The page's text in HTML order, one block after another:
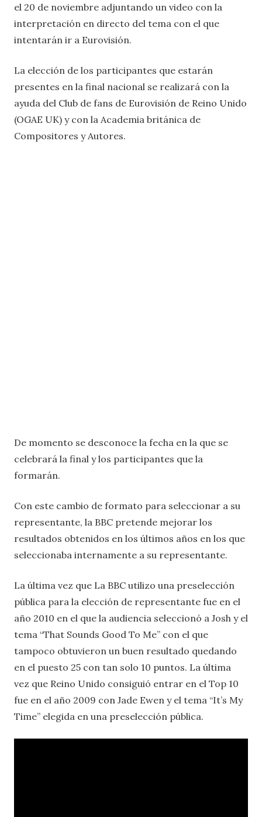
el 20 de noviembre adjuntando un video con la
interpretación en directo del tema con el que
intentarán ir a Eurovisión.
La elección de los participantes que estarán
presentes en la final nacional se realizará con la
ayuda del Club de fans de Eurovisión de Reino Unido
(OGAE UK) y con la Academia británica de
Compositores y Autores.
De momento se desconoce la fecha en la que se
celebrará la final y los participantes que la
formarán.
Con este cambio de formato para seleccionar a su
representante, la BBC pretende mejorar los
resultados obtenidos en los últimos años en los que
seleccionaba internamente a su representante.
La última vez que La BBC utilizo una preselección
pública para la elección de representante fue en el
año 2010 en el que la audiencia seleccionó a Josh y el
tema “That Sounds Good To Me” con el que
tampoco obtuvieron un buen resultado quedando
en el puesto 25 con tan solo 10 puntos. La última
vez que Reino Unido consiguió entrar en el Top 10
fue en el año 2009 con Jade Ewen y el tema “It’s My
Time” elegida en una preselección pública.